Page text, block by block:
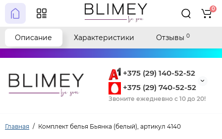
+375 (29) 140-52-52
+375 (29) 740-52-52
Звоните ежедневно с 10 до 20!
0
Главная Комплект белья Бьянка (белый), артикул 4140
Описание Характеристики Отзывы 0